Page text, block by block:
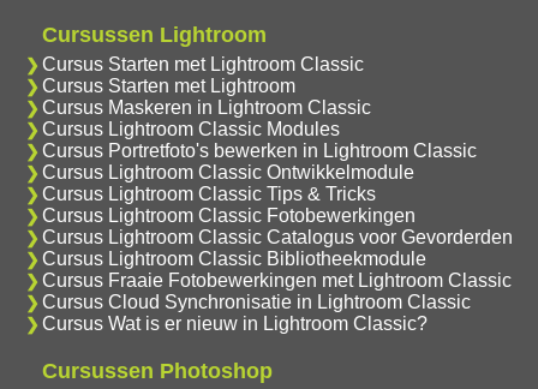
Cursussen Lightroom
Cursus Starten met Lightroom Classic
Cursus Starten met Lightroom
Cursus Maskeren in Lightroom Classic
Cursus Lightroom Classic Modules
Cursus Portretfoto's bewerken in Lightroom Classic
Cursus Lightroom Classic Ontwikkelmodule
Cursus Lightroom Classic Tips & Tricks
Cursus Lightroom Classic Fotobewerkingen
Cursus Lightroom Classic Catalogus voor Gevorderden
Cursus Lightroom Classic Bibliotheekmodule
Cursus Fraaie Fotobewerkingen met Lightroom Classic
Cursus Cloud Synchronisatie in Lightroom Classic
Cursus Wat is er nieuw in Lightroom Classic?
Cursussen Photoshop